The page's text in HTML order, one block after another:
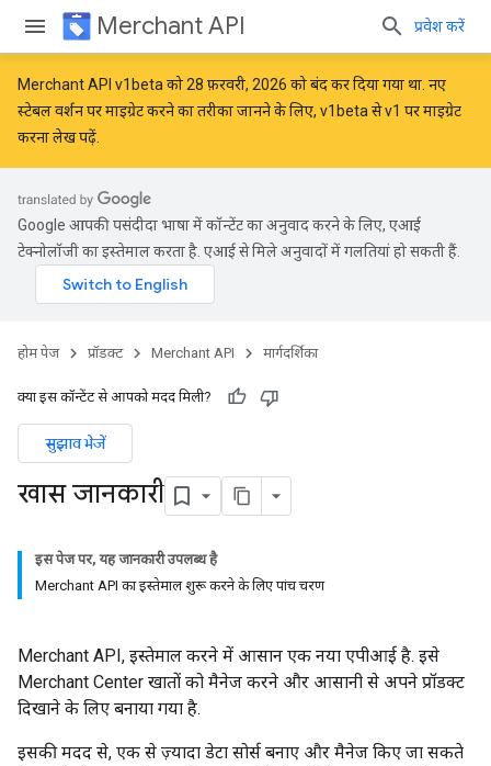
Merchant API प्रवेश करें
Merchant API v1beta को 28 फ़रवरी, 2026 को बंद कर दिया गया था. नए
स्टेबल वर्शन पर माइग्रेट करने का तरीका जानने के लिए, v1beta से v1 पर माइग्रेट
करनालेख पढ़ें.
Google आपकी पसंदीदा भाषा में कॉन्टेंट का अनुवाद करने के लिए, एआई
टेक्नोलॉजी का इस्तेमाल करता है. एआई से मिले अनुवादों में गलतियां हो सकती हैं.
होम पेज प्रॉडक्ट Merchant API मार्गदर्शिका
क्या इस कॉन्टेंट से आपको मदद मिली?
सुझाव भेजें
खास जानकारी
इस पेज पर, यह जानकारी उपलब्ध है
Merchant API का इस्तेमाल शुरू करने के लिए पांच चरण
Merchant API, इस्तेमाल करने में आसान एक नया एपीआई है. इसे
Merchant Center खातों को मैनेज करने और आसानी से अपने प्रॉडक्ट
दिखाने के लिए बनाया गया है.
इसकी मदद से, एक से ज़्यादा डेटा सोर्स बनाए और मैनेज किए जा सकते